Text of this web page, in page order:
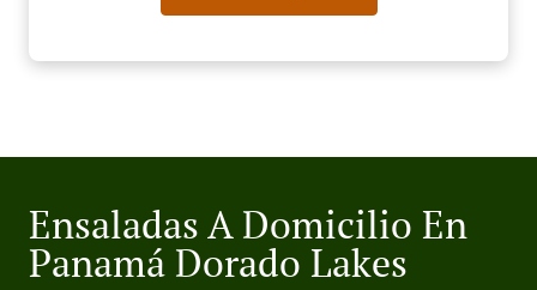
Ensaladas A Domicilio En
Panamá Dorado Lakes